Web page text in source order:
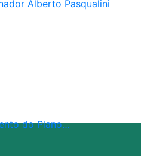
Alberto Pasqualini
do Plano…